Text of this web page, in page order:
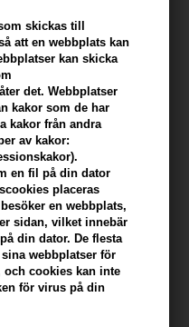
skickas till
att en webbplats kan
kan skicka
det. Webbplatser
kakor som de har
kakor från andra
av kakor:
en fil på din dator
placeras
en webbplats,
sidan, vilket innebär
din dator. De flesta
webbplatser för
och cookies kan inte
för virus på din
Cleansing Melt 30
Brand:Evolve Organic Beauty